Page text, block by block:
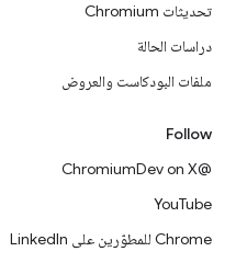
تحديثات Chromium
دراسات الحالة
ملفات البودكاست والعروض
Follow
@ChromiumDev on X
YouTube
Chrome للمطوّرين على LinkedIn